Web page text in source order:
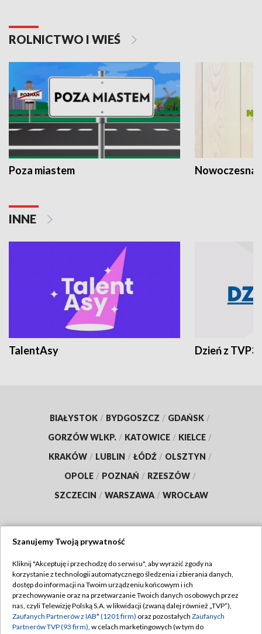
ROLNICTWO I WIEŚ
Poza miastem Nowoczesna
INNE
TalentAsy Dzień z TVP3
BIAŁYSTOK / BYDGOSZCZ / GDAŃSK /
GORZÓW WLKP. / KATOWICE / KIELCE /
KRAKÓW / LUBLIN / ŁÓDŹ / OLSZTYN /
OPOLE / POZNAŃ / RZESZÓW /
SZCZECIN / WARSZAWA / WROCŁAW
TVP
Abonament TVP
Emisja w TVP
Regulamin TVP
Polityka prywatności
Szanujemy Twoją prywatność
Kliknij "Akceptuję i przechodzę do serwisu", aby wyrazić zgody na
korzystanie z technologii automatycznego śledzenia i zbierania danych,
dostęp do informacji na Twoim urządzeniu końcowym i ich
przechowywanie oraz na przetwarzanie Twoich danych osobowych przez
nas, czyli Telewizję Polską S.A. w likwidacji (zwaną dalej również „TVP”),
Zaufanych Partnerów z IAB* (1201 firm) oraz pozostałych Zaufanych
Partnerów TVP (93 firm), w celach marketingowych (w tym do